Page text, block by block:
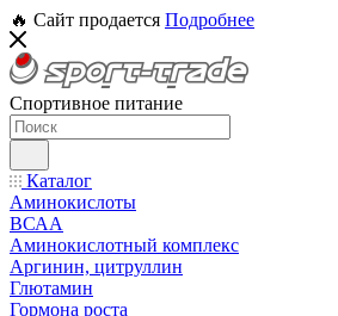
🔥 Сайт продается Подробнее
Спортивное питание
Каталог
Аминокислоты
ВСАА
Аминокислотный комплекс
Аргинин, цитруллин
Глютамин
Гормона роста